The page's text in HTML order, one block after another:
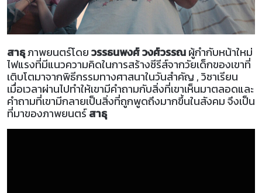
สาธุภาพยนตร์โดยวรรธนพงศ์ วงศ์วรรณผู้กำกับหน้าใหม่
ไฟแรงที่มีแนวความคิดในการสร้างซีรีส์จากวัยเด็กของเขาที่
เติบโตมาจากพิธีกรรมทางศาสนาในวันสำคัญ , วิชาเรียน
เมื่อเวลาผ่านไปทำให้เขามีคำถามกับสิ่งที่เขาเห็นมาตลอดและ
คำถามที่เขามีกลายเป็นสิ่งที่ถูกพูดถึงมากขึ้นในสังคม จึงเป็น
ที่มาของภาพยนตร์สาธุ